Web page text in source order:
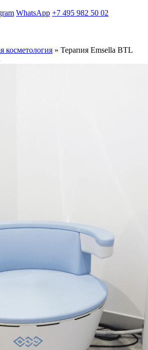
WhatsApp +7 495 982 50 02
косметология » Терапия Emsella BTL